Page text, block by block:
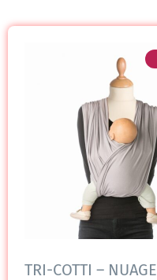
TRI-COTTI – NUAGE